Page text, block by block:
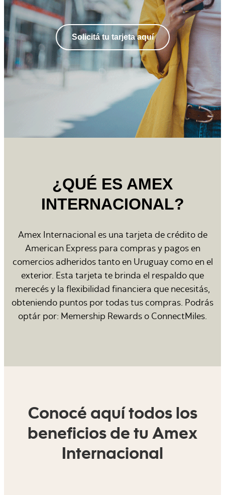
Solicitá tu tarjeta aquí
¿QUÉ ES AMEX
INTERNACIONAL?
Amex Internacional es una tarjeta de crédito de
American Express para compras y pagos en
comercios adheridos tanto en Uruguay como en el
exterior. Esta tarjeta te brinda el respaldo que
merecés y la flexibilidad financiera que necesitás,
obteniendo puntos por todas tus compras. Podrás
optár por: Memership Rewards o ConnectMiles.
Conocé aquí todos los
beneficios de tu Amex
Internacional